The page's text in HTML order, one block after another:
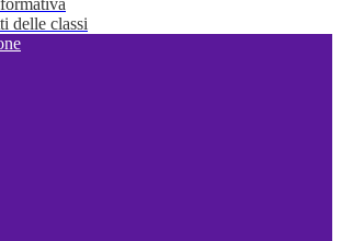
delle classi